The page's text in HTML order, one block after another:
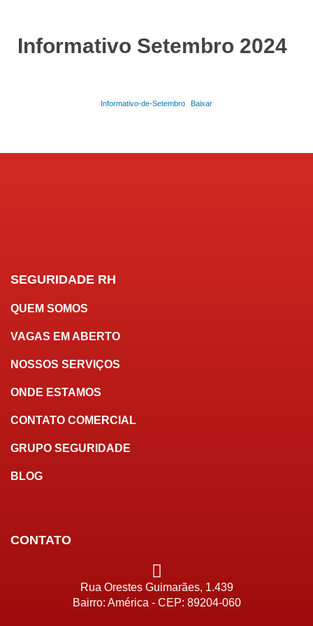
Informativo Setembro 2024
Informativo-de-Setembro Baixar
SEGURIDADE RH
QUEM SOMOS
VAGAS EM ABERTO
NOSSOS SERVIÇOS
ONDE ESTAMOS
CONTATO COMERCIAL
GRUPO SEGURIDADE
BLOG
CONTATO
Rua Orestes Guimarães, 1.439
Bairro: América - CEP: 89204-060